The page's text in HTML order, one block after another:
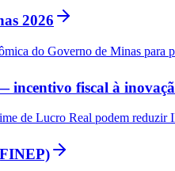
2026
do Governo de Minas para
incentivo fiscal à
de Lucro Real podem reduzir